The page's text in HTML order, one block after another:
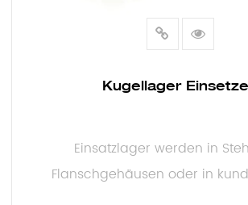
Kugellager
Einsatzlager werden in
Flanschgehäusen oder in